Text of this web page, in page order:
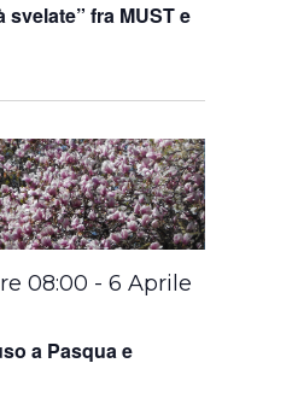
svelate” fra MUST e
a Pasqua e
08:00 -6 Aprile